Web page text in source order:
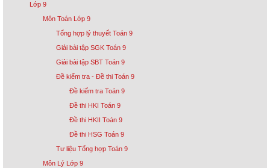
Lớp 9
Môn Toán Lớp 9
Tổng hợp lý thuyết Toán 9
Giải bài tập SGK Toán 9
Giải bài tập SBT Toán 9
Đề kiểm tra - Đề thi Toán 9
Đề kiểm tra Toán 9
Đề thi HKI Toán 9
Đề thi HKII Toán 9
Đề thi HSG Toán 9
Tư liệu Tổng hợp Toán 9
Môn Lý Lớp 9